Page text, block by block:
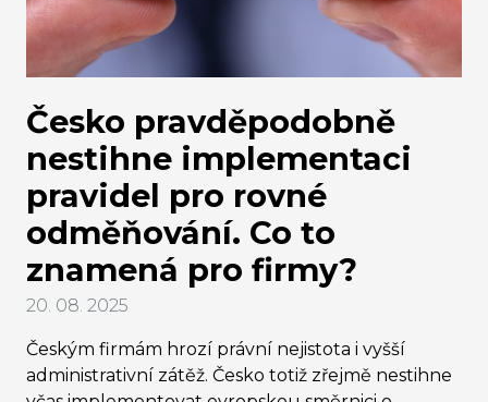
Česko pravděpodobně
nestihne implementaci
pravidel pro rovné
odměňování. Co to
znamená pro firmy?
20. 08. 2025
Českým firmám hrozí právní nejistota i vyšší
administrativní zátěž. Česko totiž zřejmě nestihne